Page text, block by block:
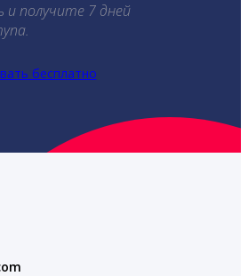
и получите 7 дней
бесплатно